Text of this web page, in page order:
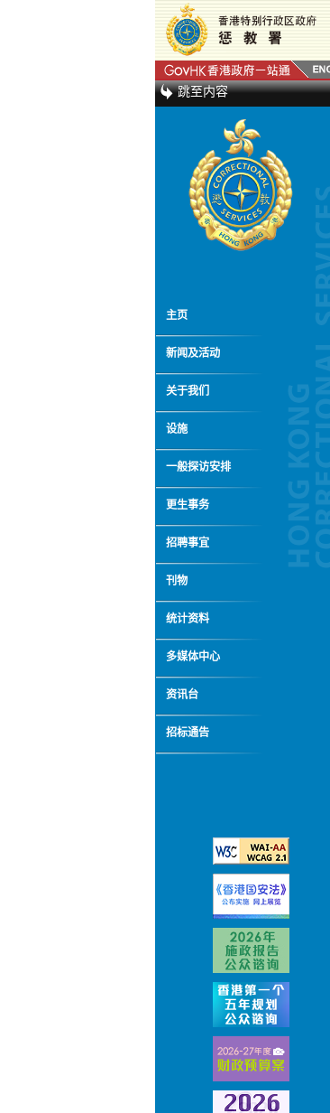
跳至内容
主页
新闻及活动
关于我们
设施
一般探访安排
更生事务
招聘事宜
刊物
统计资料
多媒体中心
资讯台
招标通告